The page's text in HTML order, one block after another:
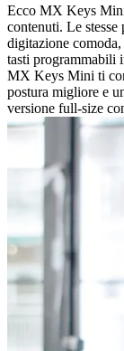
Ecco MX Keys
contenuti. Le
digitazione
tasti programmabili
MX Keys Mini ti
postura migliore e
versione full-size